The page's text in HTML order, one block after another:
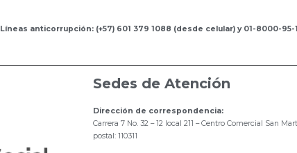
Líneas anticorrupción: (+57) 601 379 1088 (desde celular) y 01-8000-
Sedes de Atención
Dirección de correspondencia:
Carrera 7 No. 32 – 12 local 211 – Centro Comercial San
postal: 110311